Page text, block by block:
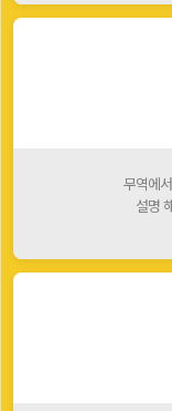
무역에
설명